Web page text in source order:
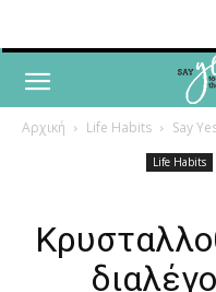
Αρχική Life Habits Say
Life Habits